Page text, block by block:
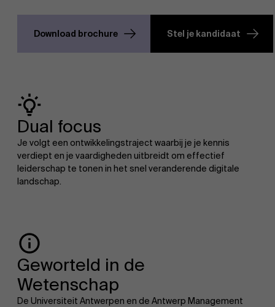
Download brochure Stel je kandidaat
Dual focus
Je volgt een ontwikkelingstraject waarbij je je kennis
verdiept en je vaardigheden uitbreidt om effectief
leiderschap te tonen in het snel veranderende digitale
landschap.
Geworteld in de
Wetenschap
De Universiteit Antwerpen en de Antwerp Management